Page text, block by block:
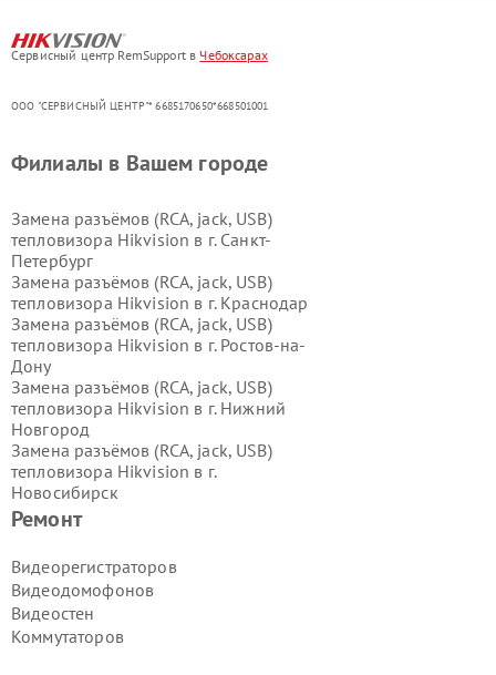
Сервисный центр RemSupport в Чебоксарах
ООО "СЕРВИСНЫЙ ЦЕНТР"* 6685170650*668501001
Ремонт
Видеорегистраторов
Видеодомофонов
Видеостен
Коммутаторов
Филиалы в Вашем городе
Замена разъёмов (RCA, jack, USB)
тепловизора Hikvision в г. Санкт-
Петербург
Замена разъёмов (RCA, jack, USB)
тепловизора Hikvision в г. Краснодар
Замена разъёмов (RCA, jack, USB)
тепловизора Hikvision в г. Ростов-на-
Дону
Замена разъёмов (RCA, jack, USB)
тепловизора Hikvision в г. Нижний
Новгород
Замена разъёмов (RCA, jack, USB)
тепловизора Hikvision в г.
Новосибирск
Замена разъёмов (RCA, jack, USB)
Екатеринбург
Замена разъёмов (RCA, jack, USB)
тепловизора Hikvision в г.
Замена разъёмов (RCA, jack, USB)
тепловизора Hikvision в г.